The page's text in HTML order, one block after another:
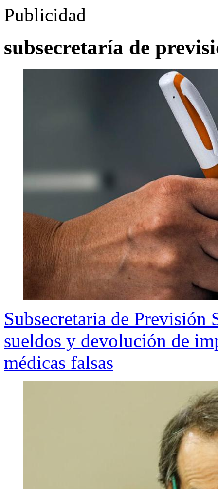
Publicidad
subsecretaría de
Subsecretaria de Previsión
sueldos y devolución de
médicas falsas